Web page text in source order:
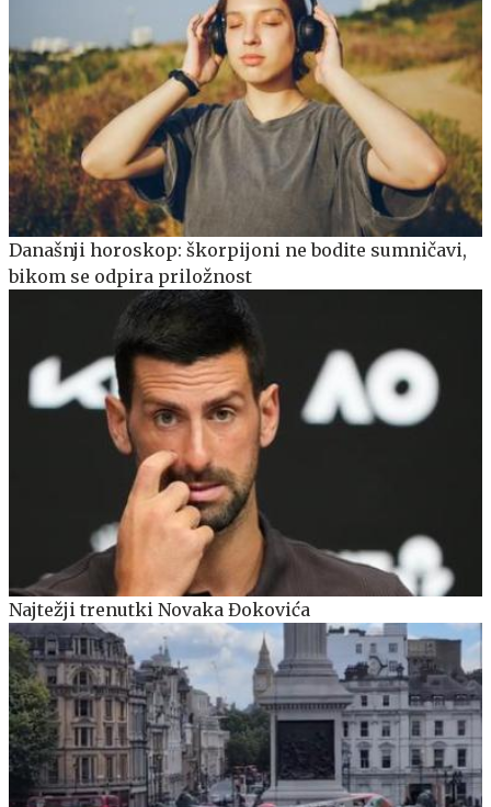
Današnji horoskop: škorpijoni ne bodite sumničavi,
bikom se odpira priložnost
Najtežji trenutki Novaka Đokovića